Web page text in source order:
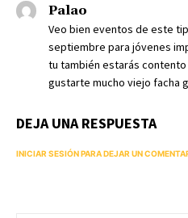
Palao
Veo bien eventos de este
septiembre para jóvenes
tu también estarás contento
gustarte mucho viejo facha
DEJA UNA RESPUESTA
INICIAR SESIÓN PARA DEJAR UN